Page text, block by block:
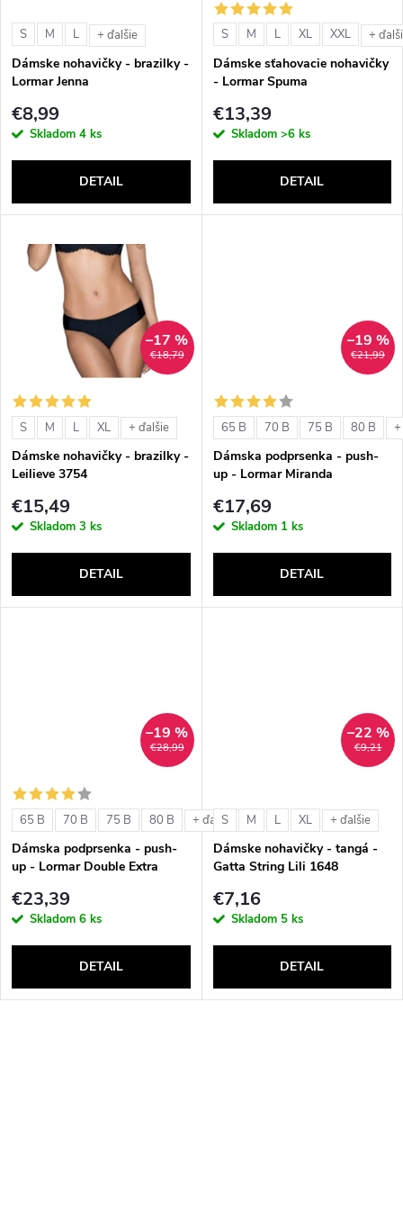
e
p
r
d
u
o
v
s
p
r
o
d
u
o
v
S M L + ďalšie
Dámske nohavičky - brazilky -
Lormar Jenna
€8,99
Skladom 4 ks
DETAIL
S M L XL XXL +
Dámske sťahovacie nohavičky
- Lormar Spuma
€13,39
Skladom >6 ks
DETAIL
€18,79
–17 %
S M L XL + ďalšie
Dámske nohavičky - brazilky -
Leilieve 3754
€15,49
Skladom 3 ks
DETAIL
€21,99
–19 %
65 B 70 B 75 B 80 B
Dámska podprsenka - push-
up - Lormar Miranda
€17,69
Skladom 1 ks
DETAIL
€28,99
–19 %
65 B 70 B 75 B 80 B + ďalšie
Dámska podprsenka - push-
up - Lormar Double Extra
€23,39
Skladom 6 ks
DETAIL
€9,21
–22 %
S M L XL + ďalšie
Dámske nohavičky - tangá -
Gatta String Lili 1648
€7,16
Skladom 5 ks
DETAIL